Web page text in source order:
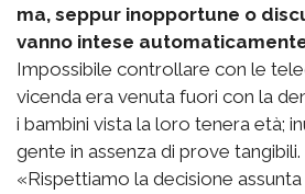
ma, seppur inopportune o
vanno intese
Impossibile controllare con le
vicenda era venuta fuori con la
i bambini vista la loro tenera età;
gente in assenza di prove tangibili.
«Rispettiamo la decisione assunta